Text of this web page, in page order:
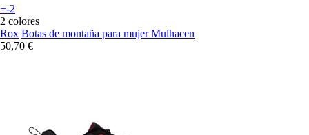
+-2
2 colores
Rox Botas de montaña para mujer Mulhacen
50,70 €